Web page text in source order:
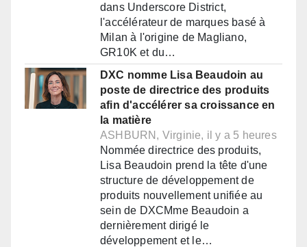
dans Underscore District,
l'accélérateur de marques basé à
Milan à l'origine de Magliano,
GR10K et du…
DXC nomme Lisa Beaudoin au
poste de directrice des produits
afin d'accélérer sa croissance en
la matière
ASHBURN, Virginie, il y a 5 heures
Nommée directrice des produits,
Lisa Beaudoin prend la tête d'une
structure de développement de
produits nouvellement unifiée au
sein de DXCMme Beaudoin a
dernièrement dirigé le
développement et le…